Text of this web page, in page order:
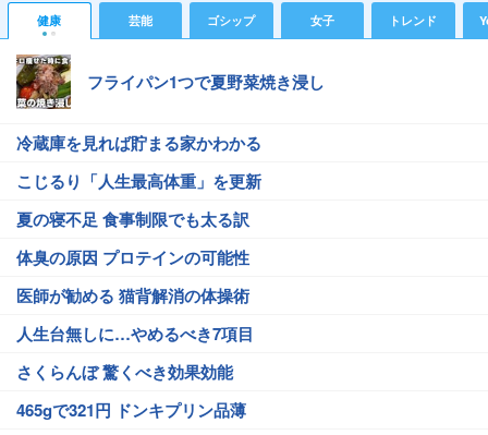
健康 芸能 ゴシップ 女子 トレンド
フライパン1つで夏野菜焼き浸し
冷蔵庫を見れば貯まる家かわかる
こじるり「人生最高体重」を更新
夏の寝不足 食事制限でも太る訳
体臭の原因 プロテインの可能性
医師が勧める 猫背解消の体操術
人生台無しに…やめるべき7項目
さくらんぼ 驚くべき効果効能
465gで321円 ドンキプリン品薄